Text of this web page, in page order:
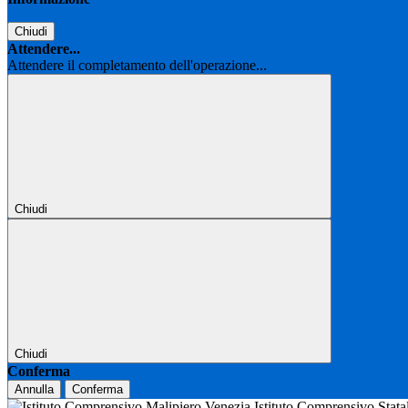
Chiudi
Attendere...
Attendere il completamento dell'operazione...
Chiudi
Chiudi
Conferma
Annulla Conferma